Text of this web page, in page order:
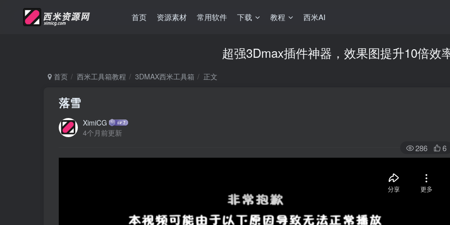
首页 资源素材 常用软件 下载 教程 西米AI
超强3Dmax插件神器，效果图提升10倍效
首页 西米工具箱教程 3DMAX西米工具箱 正文
落雪
XimiCG
4个月前更新
286 6